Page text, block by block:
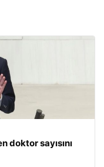
doktor sayısını